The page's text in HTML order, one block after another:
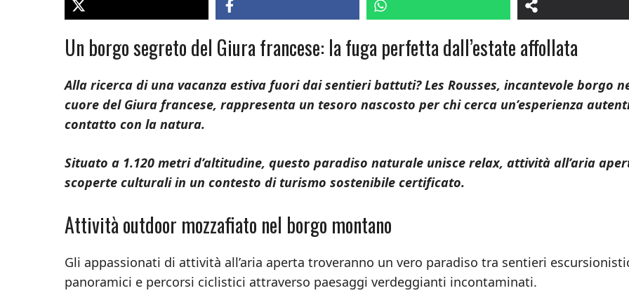
Un borgo segreto del Giura francese: la fuga perfetta dall’estate affollata
Alla ricerca di una vacanza estiva fuori dai sentieri battuti? Les Rousses, incantevole borgo
cuore del Giura francese, rappresenta un tesoro nascosto per chi cerca un’esperienza
contatto con la natura.
Situato a 1.120 metri d’altitudine, questo paradiso naturale unisce relax, attività all’aria
scoperte culturali in un contesto di turismo sostenibile certificato.
Attività outdoor mozzafiato nel borgo montano
Gli appassionati di attività all’aria aperta troveranno un vero paradiso tra sentieri
panoramici e percorsi ciclistici attraverso paesaggi verdeggianti incontaminati.